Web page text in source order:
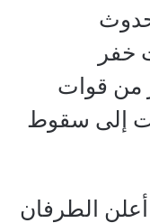
خفر
من قوات
إلى سقوط
أعلن الطرفان